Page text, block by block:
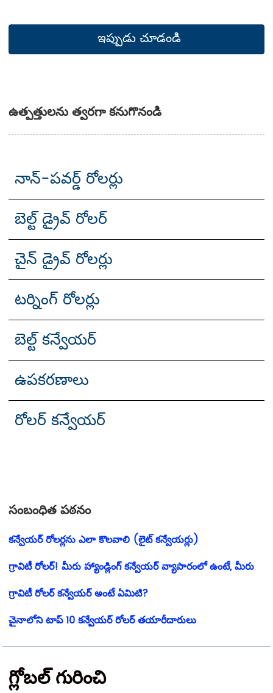
ఇప్పుడు చూడండి
ఉత్పత్తులను త్వరగా కనుగొనండి
నాన్-పవర్డ్ రోలర్లు
బెల్ట్ డ్రైవ్ రోలర్
చైన్ డ్రైవ్ రోలర్లు
టర్నింగ్ రోలర్లు
బెల్ట్ కన్వేయర్
ఉపకరణాలు
రోలర్ కన్వేయర్
సంబంధిత పఠనం
కన్వేయర్ రోలర్లను ఎలా కొలవాలి (లైట్ కన్వేయర్లు)
గ్రావిటీ రోలర్! మీరు హ్యాండ్లింగ్ కన్వేయర్ వ్యాపారంలో ఉంటే, మీరు
గ్రావిటీ రోలర్ కన్వేయర్ అంటే ఏమిటి?
చైనాలోని టాప్ 10 కన్వేయర్ రోలర్ తయారీదారులు
గ్లోబల్ గురించి